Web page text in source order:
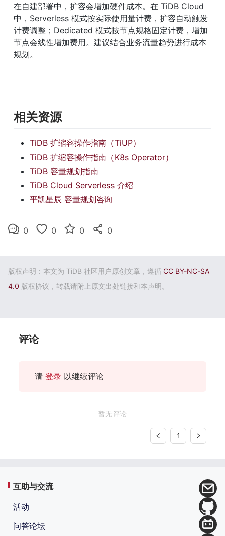
在自建部署中，扩容会增加硬件成本。在 TiDB Cloud
中，Serverless 模式按实际使用量计费，扩容自动触发
计费调整；Dedicated 模式按节点规格固定计费，增加
节点会线性增加费用。建议结合业务流量趋势进行成本
规划。
相关资源
TiDB 扩缩容操作指南（TiUP）
TiDB 扩缩容操作指南（K8s Operator）
TiDB 容量规划指南
TiDB Cloud Serverless 介绍
平凯星辰 容量规划咨询
0 0 0 0
版权声明：本文为 TiDB 社区用户原创文章，遵循 CC BY-NC-SA
4.0 版权协议，转载请附上原文出处链接和本声明。
评论
请 登录 以继续评论
暂无评论
1
互助与交流
活动
问答论坛